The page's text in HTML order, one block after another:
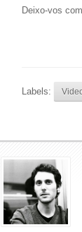
Deixo-vos
Labels: